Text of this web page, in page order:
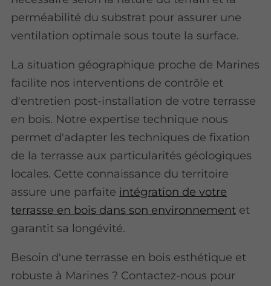
perméabilité du substrat pour assurer une
ventilation optimale sous toute la surface.
La situation géographique proche de Marines
facilite nos interventions de contrôle et
d'entretien post-installation de votre terrasse
en bois. Notre expertise technique nous
permet d'adapter les techniques de fixation
de la terrasse aux particularités géologiques
locales. Cette connaissance du territoire
assure une parfaite intégration de votre
terrasse en bois dans son environnement et
garantit sa longévité.
Besoin d'une terrasse en bois esthétique et
robuste à Marines ? Contactez-nous pour